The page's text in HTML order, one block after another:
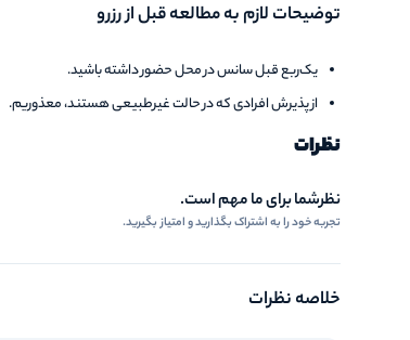
توضیحات لازم به مطالعه قبل از رزرو
یک‌‌ربع قبل سانس در محل حضور داشته باشید.
از پذیرش افرادی که در حالت غیرطبیعی هستند، معذوریم.
نظرات
نظرشما برای ما مهم است.
تجربه خود را به اشتراک بگذارید و امتیاز بگیرید.
خلاصه نظرات